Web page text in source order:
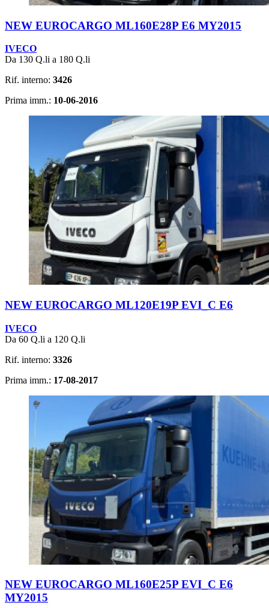
NEW EUROCARGO ML160E28P E6 MY2015
IVECO
Da 130 Q.li a 180 Q.li
Rif. interno: 3426
Prima imm.: 10-06-2016
NEW EUROCARGO ML120E19P EVI_C E6
IVECO
Da 60 Q.li a 120 Q.li
Rif. interno: 3326
Prima imm.: 17-08-2017
NEW EUROCARGO ML160E25P EVI_C E6
MY2015